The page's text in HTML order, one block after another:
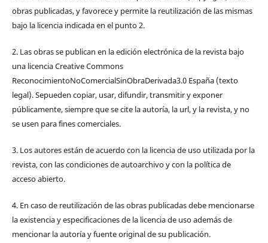
obras publicadas, y favorece y permite la reutilización de las mismas
bajo la licencia indicada en el punto 2.
2. Las obras se publican en la edición electrónica de la revista bajo
una licencia Creative Commons
ReconocimientoNoComercialSinObraDerivada3.0 España (texto
legal). Sepueden copiar, usar, difundir, transmitir y exponer
públicamente, siempre que se cite la autoría, la url, y la revista, y no
se usen para fines comerciales.
3. Los autores están de acuerdo con la licencia de uso utilizada por la
revista, con las condiciones de autoarchivo y con la política de
acceso abierto.
4. En caso de reutilización de las obras publicadas debe mencionarse
la existencia y especificaciones de la licencia de uso además de
mencionar la autoría y fuente original de su publicación.